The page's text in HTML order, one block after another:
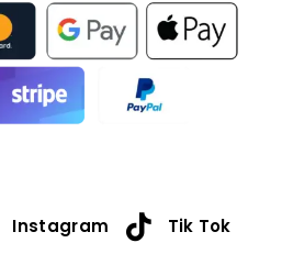
Instagram Tik Tok